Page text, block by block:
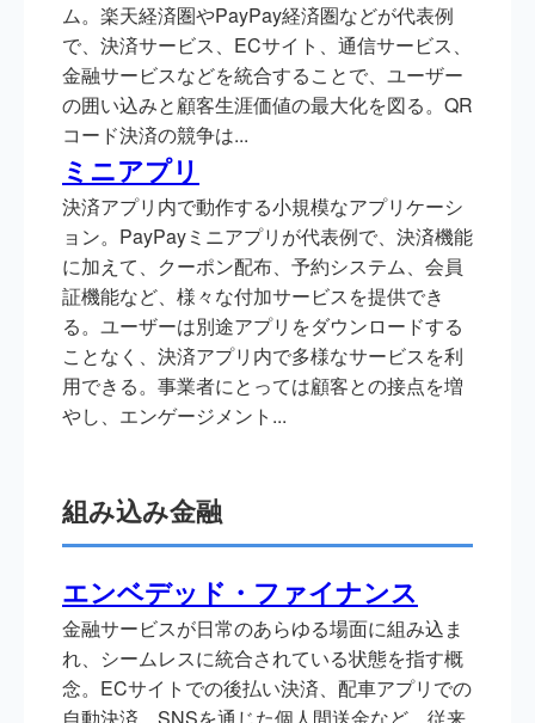
ム。楽天経済圏やPayPay経済圏などが代表例
で、決済サービス、ECサイト、通信サービス、
金融サービスなどを統合することで、ユーザー
の囲い込みと顧客生涯価値の最大化を図る。QR
コード決済の競争は...
ミニアプリ
決済アプリ内で動作する小規模なアプリケーシ
ョン。PayPayミニアプリが代表例で、決済機能
に加えて、クーポン配布、予約システム、会員
証機能など、様々な付加サービスを提供でき
る。ユーザーは別途アプリをダウンロードする
ことなく、決済アプリ内で多様なサービスを利
用できる。事業者にとっては顧客との接点を増
やし、エンゲージメント...
組み込み金融
エンベデッド・ファイナンス
金融サービスが日常のあらゆる場面に組み込ま
れ、シームレスに統合されている状態を指す概
念。ECサイトでの後払い決済、配車アプリでの